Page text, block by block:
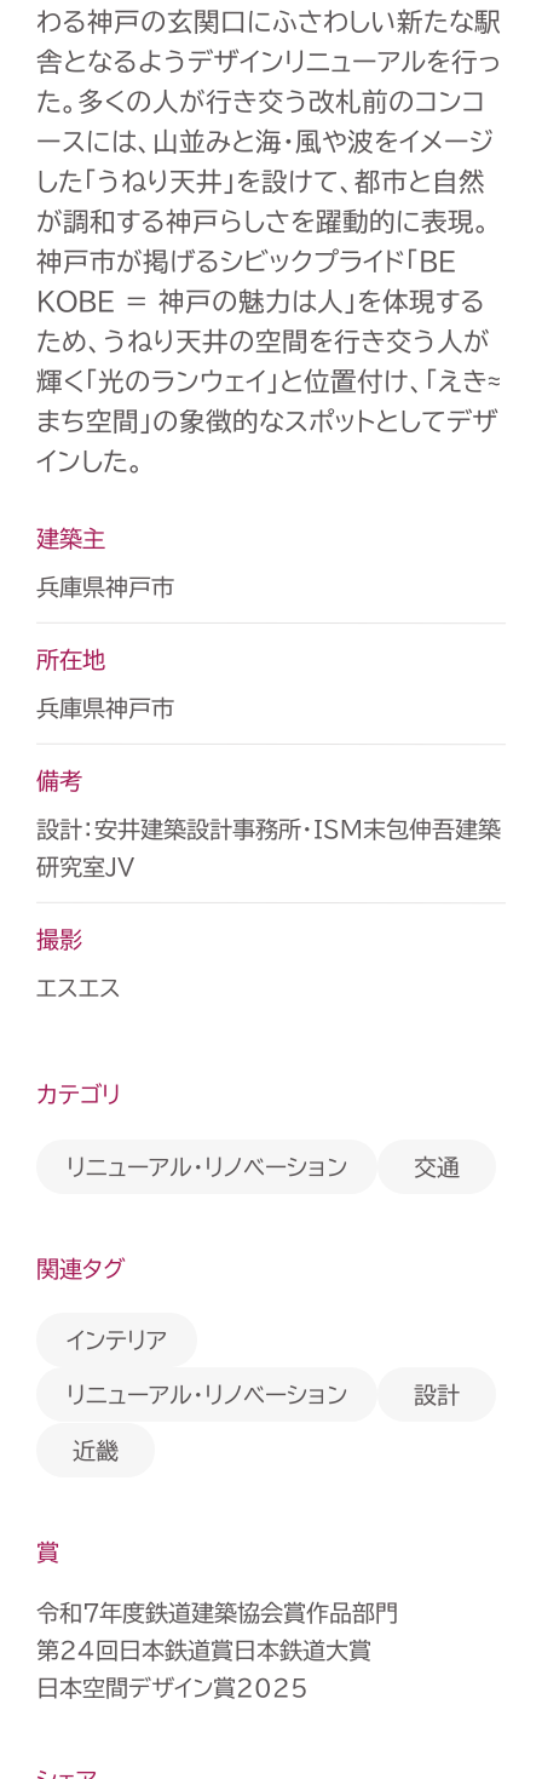
わる神戸の玄関口にふさわしい新たな駅
舎となるようデザインリニューアルを行っ
た。多くの人が行き交う改札前のコンコ
ースには、山並みと海・風や波をイメージ
した「うねり天井」を設けて、都市と自然
が調和する神戸らしさを躍動的に表現。
神戸市が掲げるシビックプライド「 BE
KOBE ＝ 神戸の魅力は人」を体現する
ため、うねり天井の空間を行き交う人が
輝く「光のランウェイ」と位置付け、「えき≈
まち空間」の象徴的なスポットとしてデザ
インした。
建築主
兵庫県神戸市
所在地
兵庫県神戸市
備考
設計：安井建築設計事務所・ISM末包伸吾建築
研究室JV
撮影
エスエス
カテゴリ
リニューアル・リノベーション 交通
関連タグ
インテリア
リニューアル・リノベーション 設計
近畿
賞
令和7年度鉄道建築協会賞作品部門
第24回日本鉄道賞日本鉄道大賞
日本空間デザイン賞2025